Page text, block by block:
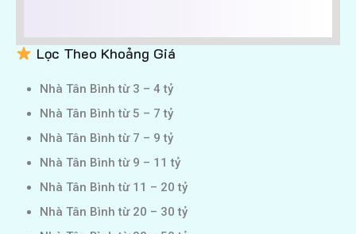
Lọc Theo Khoảng Giá
Nhà Tân Bình từ 3 – 4 tỷ
Nhà Tân Bình từ 5 – 7 tỷ
Nhà Tân Bình từ 7 – 9 tỷ
Nhà Tân Bình từ 9 – 11 tỷ
Nhà Tân Bình từ 11 – 20 tỷ
Nhà Tân Bình từ 20 – 30 tỷ